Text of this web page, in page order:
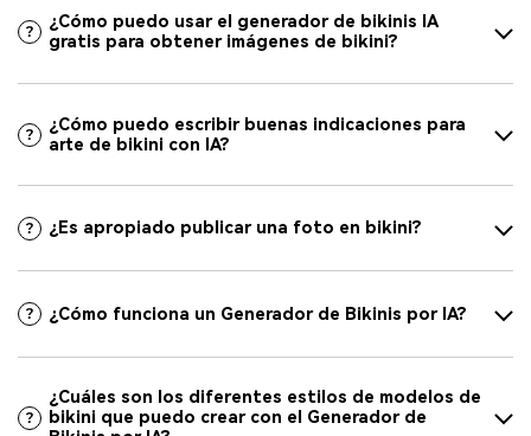
¿Cómo puedo usar el generador de bikinis IA
gratis para obtener imágenes de bikini?
¿Cómo puedo escribir buenas indicaciones para
arte de bikini con IA?
¿Es apropiado publicar una foto en bikini?
¿Cómo funciona un Generador de Bikinis por IA?
¿Cuáles son los diferentes estilos de modelos de
bikini que puedo crear con el Generador de